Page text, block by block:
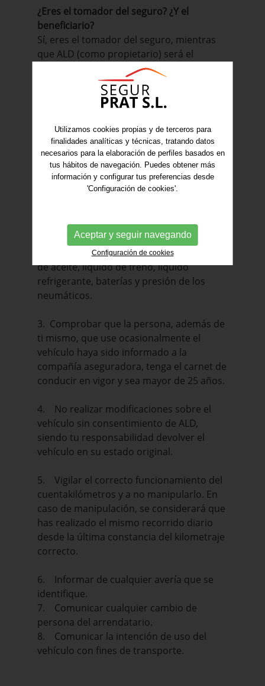
¿Eres el tomador del seguro? ¿Y el
beneficiario?
Sí, eres el tomador del seguro, mientras
que ALD (como propietario) será el
¿Qué compromisos adquieres al contratar
1. No utilizar el vehículo en carreras,
competición o acontecimientos similares,
así como para el transporte de pasajeros,
lecciones de conducir o transporte de
material peligroso, explosivo, nocivo o
insalubre. Asimismo, el vehículo no podrá
aeroportuarios.
2. Comprobar periódicamente los niveles
de aceite, líquido de freno, líquido
refrigerante, baterías y presión de los
neumáticos.
3. Comprobar que la persona, además de
ti mismo, que use ocasionalmente el
vehículo haya sido informado a la
compañía aseguradora, tenga el carnet de
conducir en vigor y sea mayor de 25 años.
4. No realizar modificaciones sobre el
vehículo sin consentimiento de ALD,
siendo tu responsabilidad devolver el
vehículo en su estado original.
5. Vigilar el correcto funcionamiento del
cuentakilómetros y a no manipularlo. En
caso de manipulación, se considerará que
has realizado el mismo recorrido diario
desde la última constancia del kilometraje
correcto.
6. Informar de cualquier avería que se
identifique.
7. Comunicar cualquier cambio de
persona del arrendatario.
8. Comunicar la intención de uso del
vehículo con fines de transporte.
Utilizamos cookies propias y de terceros para
finalidades analíticas y técnicas, tratando datos
necesarios para la elaboración de perfiles basados en
tus hábitos de navegación. Puedes obtener más
información y configurar tus preferencias desde
'Configuración de cookies'.
Aceptar y seguir navegando
Configuración de cookies